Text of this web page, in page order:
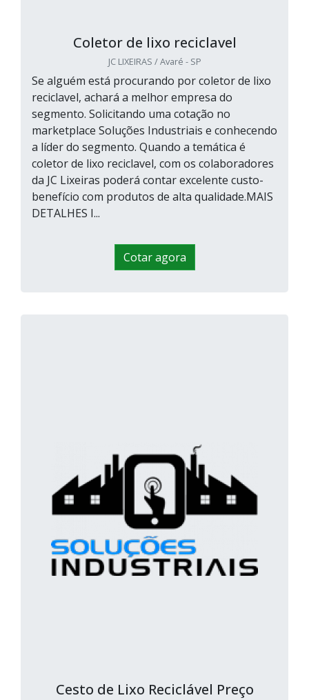
Coletor de lixo reciclavel
JC LIXEIRAS / Avaré - SP
Se alguém está procurando por coletor de lixo
reciclavel, achará a melhor empresa do
segmento. Solicitando uma cotação no
marketplace Soluções Industriais e conhecendo
a líder do segmento. Quando a temática é
coletor de lixo reciclavel, com os colaboradores
da JC Lixeiras poderá contar excelente custo-
benefício com produtos de alta qualidade.MAIS
DETALHES I...
Cotar agora
Cesto de Lixo Reciclável Preço